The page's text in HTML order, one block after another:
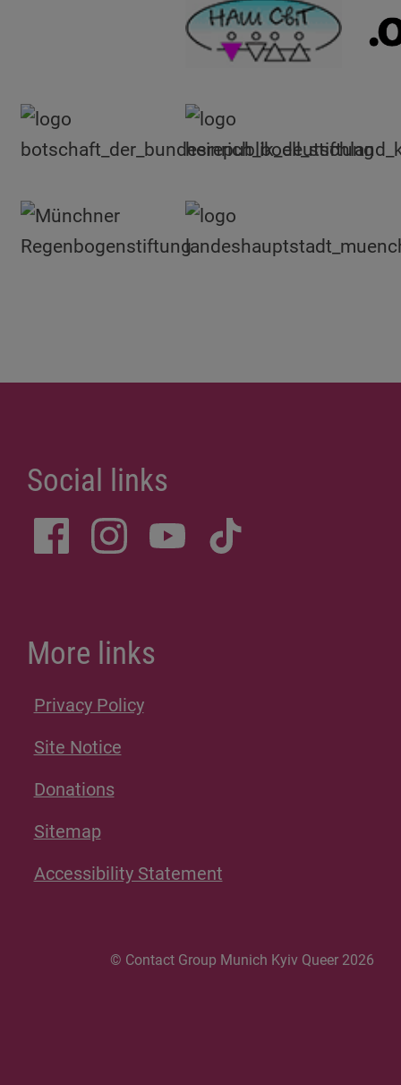
Social links
More links
Privacy Policy
Site Notice
Donations
Sitemap
Accessibility Statement
© Contact Group Munich Kyiv Queer 2026